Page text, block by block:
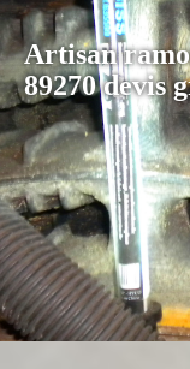
Artisan
89270 devis